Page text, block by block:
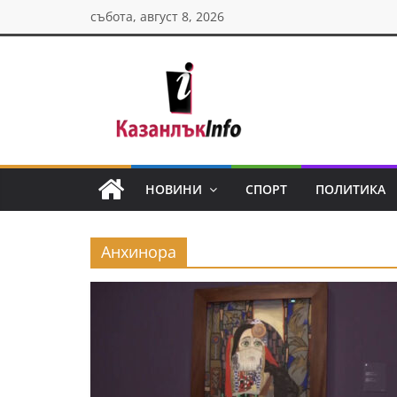
to
събота, август 8, 2026
Казанлък
инфо
в
НОВИНИ СПОРТ ПОЛИТИКА
Анхинора